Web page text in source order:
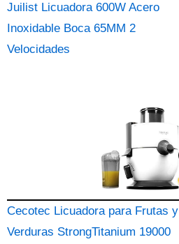
Juilist Licuadora 600W Acero
Inoxidable Boca 65MM 2
Velocidades
Cecotec Licuadora para Frutas y
Verduras StrongTitanium 19000